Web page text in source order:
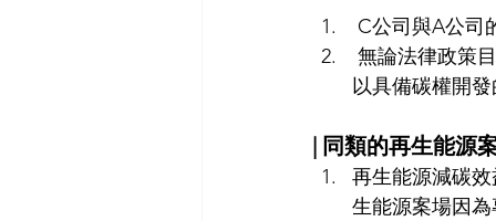
C公司與A公司
以具備碳權開
| 同類的再生能源
再生能源減碳
生能源案場因